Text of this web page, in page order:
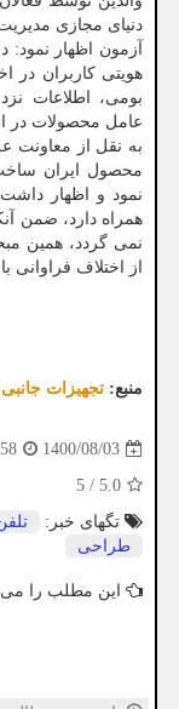
دنیای مجازی
آزمون اظهار نمود:
هویتی کاربران در
بومی، اطلاعات
عامل محصولات در
به نقل از معاونت
نمود و اظهار
همراه دارد، ضمن
نمی گردد، همین
از اختلاف فراوانی
منبع: تجهیزات جانبی
1400/08/03
5.0
/
5
تگهای خبر:
طراحی
این مطلب را می